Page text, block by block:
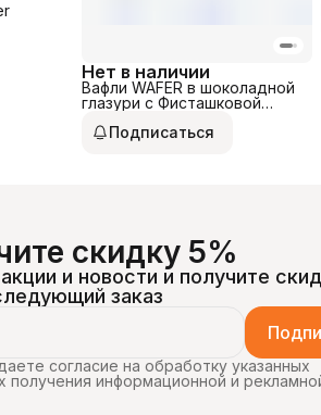
Нет в наличии
Вафли WAFER в шоколадной
глазури с Фисташковой
Подписаться
скидку 5%
и новости и получите
заказ
согласие на обработку указанных
получения информационной и